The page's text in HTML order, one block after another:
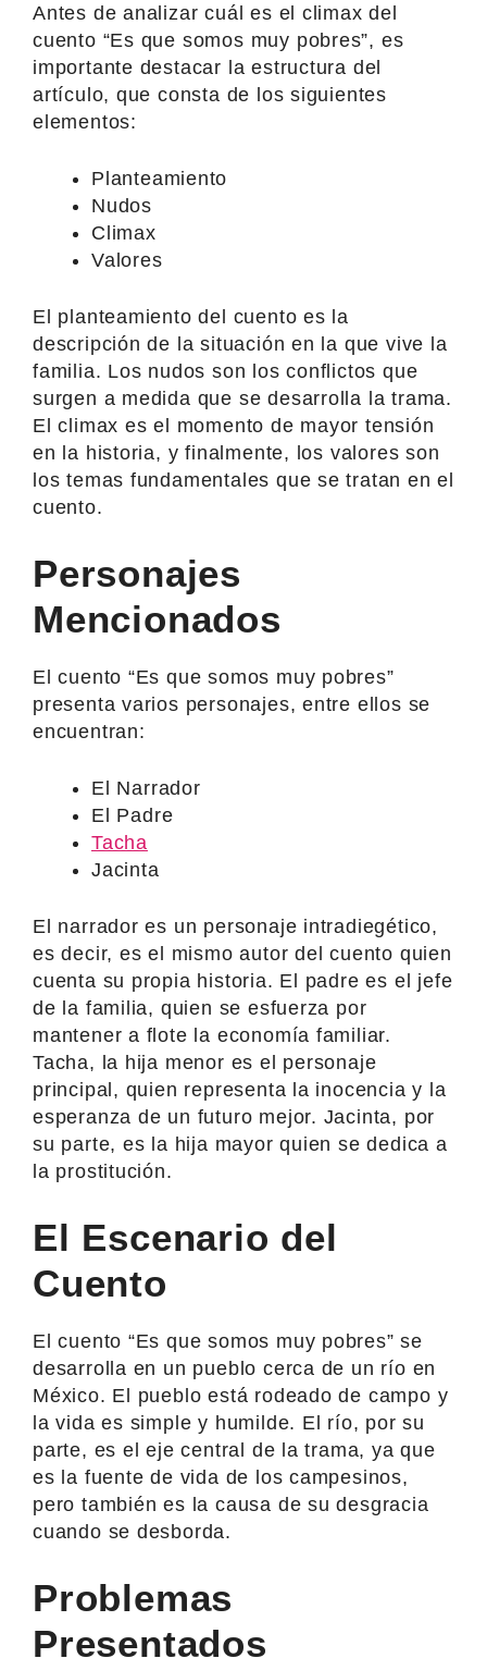
Antes de analizar cuál es el climax del
cuento “Es que somos muy pobres”, es
importante destacar la estructura del
artículo, que consta de los siguientes
elementos:
Planteamiento
Nudos
Climax
Valores
El planteamiento del cuento es la
descripción de la situación en la que vive la
familia. Los nudos son los conflictos que
surgen a medida que se desarrolla la trama.
El climax es el momento de mayor tensión
en la historia, y finalmente, los valores son
los temas fundamentales que se tratan en el
cuento.
Personajes
Mencionados
El cuento “Es que somos muy pobres”
presenta varios personajes, entre ellos se
encuentran:
El Narrador
El Padre
Tacha
Jacinta
El narrador es un personaje intradiegético,
es decir, es el mismo autor del cuento quien
cuenta su propia historia. El padre es el jefe
de la familia, quien se esfuerza por
mantener a flote la economía familiar.
Tacha, la hija menor es el personaje
principal, quien representa la inocencia y la
esperanza de un futuro mejor. Jacinta, por
su parte, es la hija mayor quien se dedica a
la prostitución.
El Escenario del
Cuento
El cuento “Es que somos muy pobres” se
desarrolla en un pueblo cerca de un río en
México. El pueblo está rodeado de campo y
la vida es simple y humilde. El río, por su
parte, es el eje central de la trama, ya que
es la fuente de vida de los campesinos,
pero también es la causa de su desgracia
cuando se desborda.
Problemas
Presentados